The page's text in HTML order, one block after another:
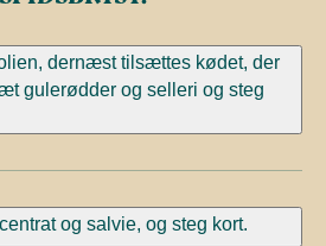
dernæst tilsættes kødet, der
gulerødder og selleri og steg
og salvie, og steg kort.